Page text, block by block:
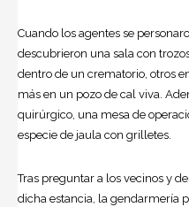
Cuando los agentes se
descubrieron una sala con
dentro de un crematorio, otros
más en un pozo de cal viva.
quirúrgico, una mesa de
especie de jaula con grilletes.
Tras preguntar a los vecinos y
dicha estancia, la gendarmería